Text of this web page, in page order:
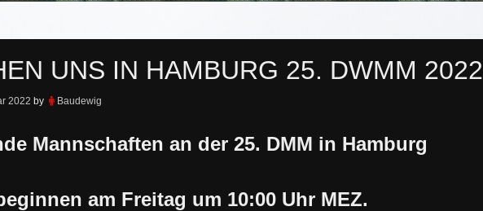
UNS IN HAMBURG 25. DWMM 2022
2022 by Baudewig
Mannschaften an der 25. DMM in Hamburg
am Freitag um 10:00 Uhr MEZ.